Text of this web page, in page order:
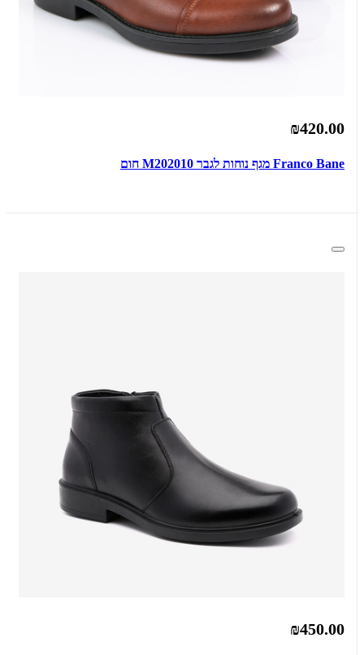
₪420.00
Franco Bane מגף נוחות לגבר M202010 חום
₪450.00